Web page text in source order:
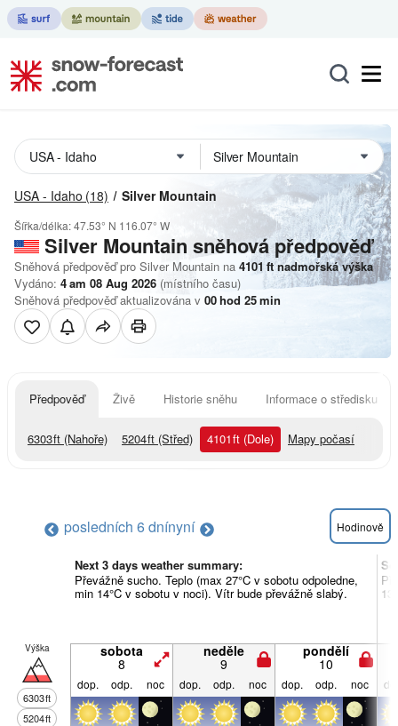
USA - Idaho (18) Silver Mountain
Šířka/délka:47.53° N 116.07° W
Silver Mountain sněhová předpověď
Sněhová předpověď pro Silver Mountain na 4101 ftnadmořská výška
Vydáno: 4 am 08 Aug 2026 (místního času)
Sněhová předpověď aktualizována v 00hod 25min
Předpověď Živě Historie sněhu Informace o středisku
6303ft (Nahoře) 5204ft (Střed) 4101ft (Dole) Mapy počasí
posledních 6 dnínyní Hodinově
Next 3 days weather summary:
Převážně sucho. Teplo (max 27°C v sobotu odpoledne,
min 14°C v sobotu v noci). Vítr bude převážně slabý.
Výška
6303ft
5204ft
sobota
8
neděle
9
pondělí
10
dop. odp. noc dop. odp. noc dop. odp. noc